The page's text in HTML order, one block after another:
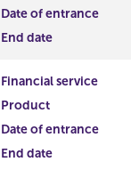
Date of entrance
End date
Financial service
Product
Date of entrance
End date